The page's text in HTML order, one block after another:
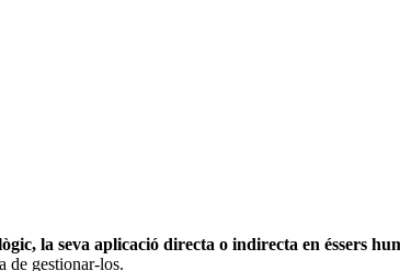
la seva aplicació directa o indirecta en éssers
de gestionar-los.